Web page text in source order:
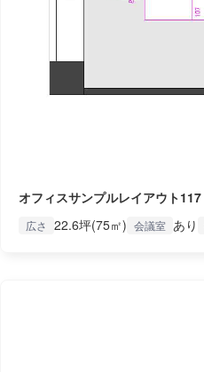
オフィスサンプルレイアウト117
広さ 22.6坪(75㎡) 会議室 あり